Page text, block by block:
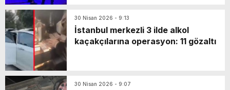
30 Nisan 2026 - 9:13
İstanbul merkezli 3 ilde alkol
kaçakçılarına operasyon: 11 gözaltı
30 Nisan 2026 - 9:07